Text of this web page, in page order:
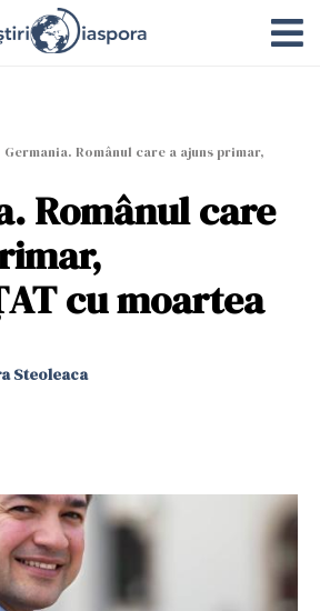
Germania. Românul care a ajuns primar,
Românul care
cu moartea
Steoleaca